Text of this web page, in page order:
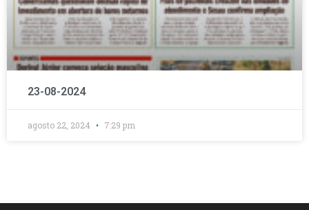
23-08-2024
agosto 22, 2024 7:29 pm